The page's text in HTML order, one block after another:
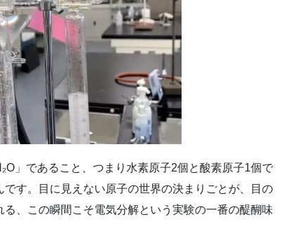
」であること、つまり水素原子2個と酸素原子1個で
す。目に見えない原子の世界の決まりごとが、目の
、この瞬間こそ電気分解という実験の一番の醍醐味